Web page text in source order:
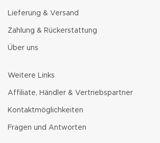
Lieferung & Versand
Zahlung & Rückerstattung
Über uns
Weitere Links
Affiliate, Händler & Vertriebspartner
Kontaktmöglichkeiten
Fragen und Antworten